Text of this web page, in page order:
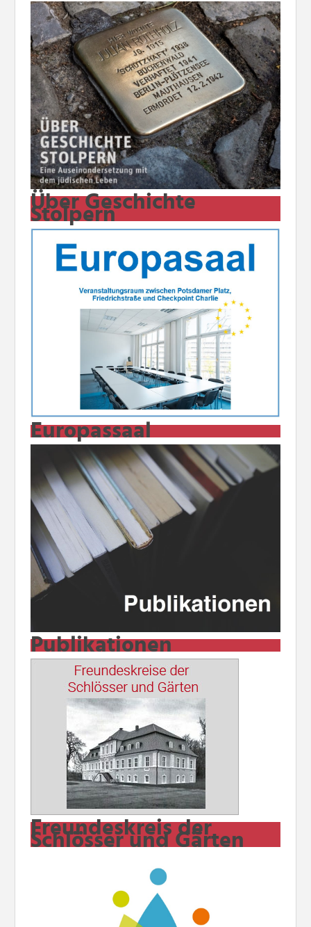
Über Geschichte
Stolpern
Europassaal
Publikationen
Freundeskreis der
Schlösser und Gärten